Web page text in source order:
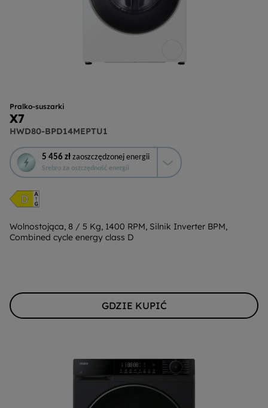
Pralko-suszarki
X7
HWD80-BPD14MEPTU1
5 456 zł zaoszczędzonej energii
Srebro za oszczędność energii
To
działanie
otworzy
narzędzie
do
energii
Youreko.
Wolnostojąca, 8 / 5 Kg, 1400 RPM, Silnik Inverter BPM,
Combined cycle energy class D
GDZIE KUPIĆ